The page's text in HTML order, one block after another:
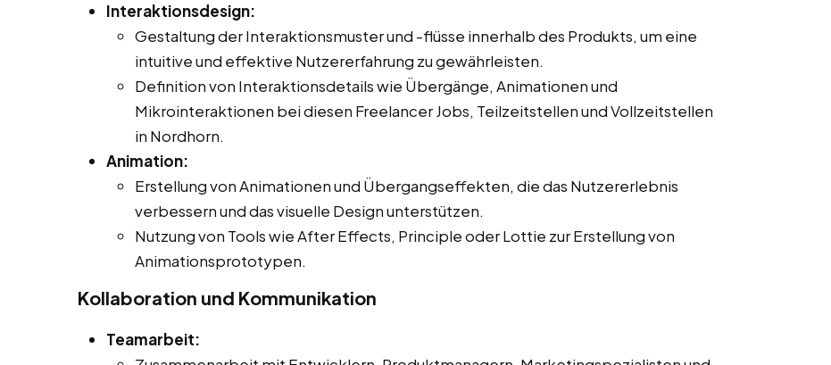
Interaktionsdesign:
Gestaltung der Interaktionsmuster und -flüsse innerhalb des Produkts, um eine
intuitive und effektive Nutzererfahrung zu gewährleisten.
Definition von Interaktionsdetails wie Übergänge, Animationen und
Mikrointeraktionen bei diesen Freelancer Jobs, Teilzeitstellen und Vollzeitstellen
in Nordhorn.
Animation:
Erstellung von Animationen und Übergangseffekten, die das Nutzererlebnis
verbessern und das visuelle Design unterstützen.
Nutzung von Tools wie After Effects, Principle oder Lottie zur Erstellung von
Animationsprototypen.
Kollaboration und Kommunikation
Teamarbeit: